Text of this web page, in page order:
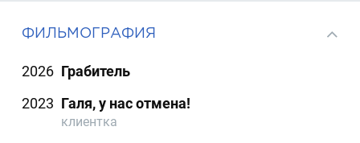
ФИЛЬМОГРАФИЯ
2026 Грабитель
2023 Галя, у нас отмена!
клиентка